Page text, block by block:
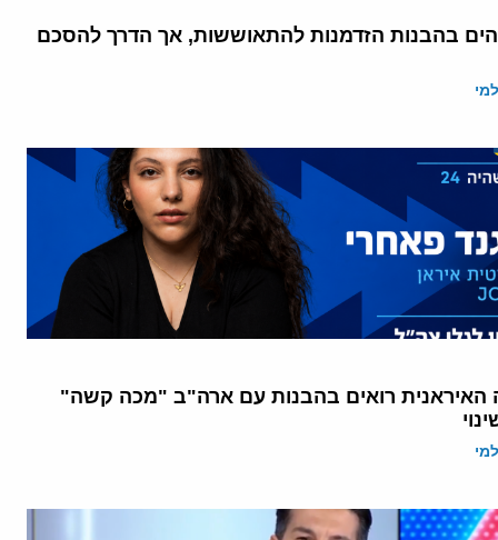
בהבנות הזדמנות להתאוששות, אך הדרך להסכם
האיראנית רואים בהבנות עם ארה"ב "מכה קשה"